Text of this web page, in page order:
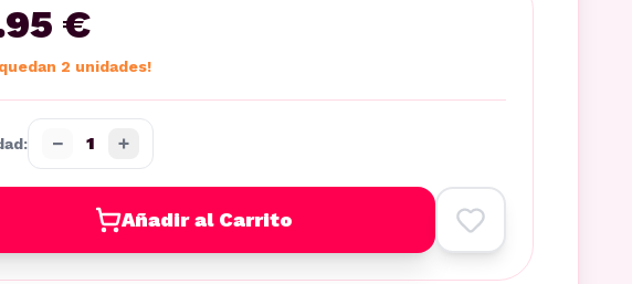
€
2 unidades!
− 1 +
Añadir al Carrito